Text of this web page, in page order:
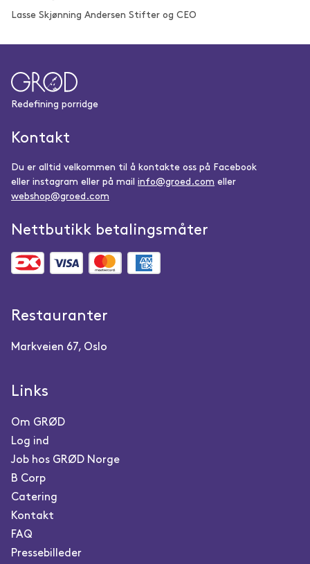
Lasse Skjønning Andersen Stifter og CEO
Redefining porridge
Kontakt
Du er alltid velkommen til å kontakte oss på Facebook
eller instagram eller på mail info@groed.com eller
webshop@groed.com
Nettbutikk betalingsmåter
Restauranter
Markveien 67, Oslo
Links
Om GRØD
Log ind
Job hos GRØD Norge
B Corp
Catering
Kontakt
FAQ
Pressebilleder